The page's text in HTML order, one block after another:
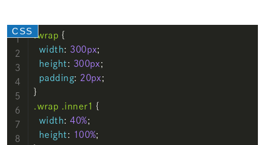
.wrap {
width: 300px;
height : 300px ;
padding: 20px ;
.wrap .inner1
{
width: 40%;
height : 100%;